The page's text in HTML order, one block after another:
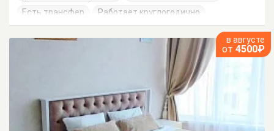
Есть трансфер
Работает круглогодично
в августе
от 4500₽